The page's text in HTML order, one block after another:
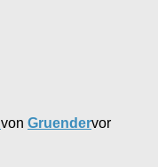
von Gruendervor